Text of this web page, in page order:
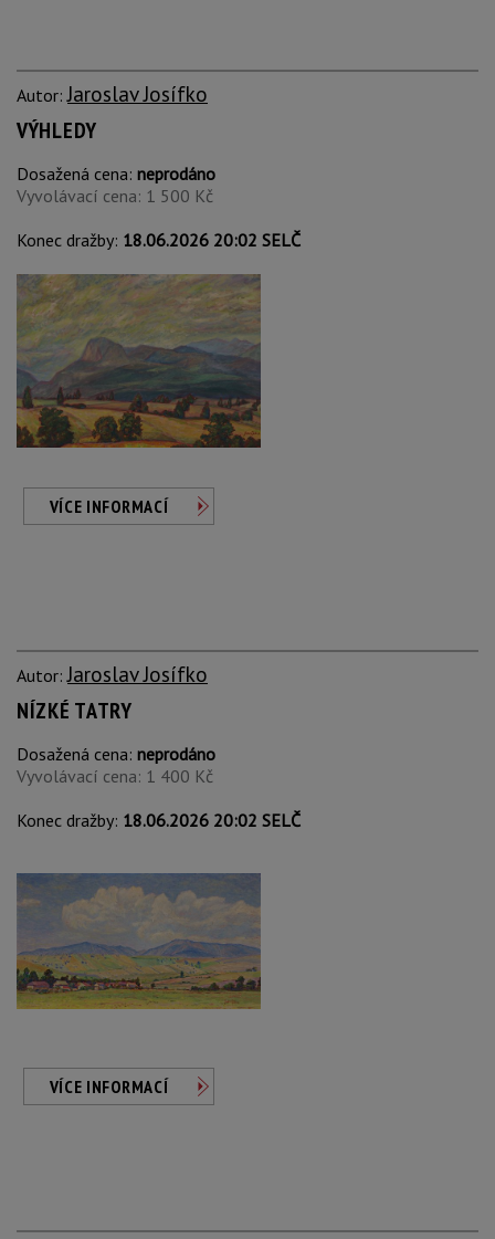
Autor:Jaroslav Josífko
VÝHLEDY
Dosažená cena: neprodáno
Vyvolávací cena: 1 500 Kč
Konec dražby: 18.06.2026 20:02 SELČ
VÍCE INFORMACÍ
Autor:Jaroslav Josífko
NÍZKÉ TATRY
Dosažená cena: neprodáno
Vyvolávací cena: 1 400 Kč
Konec dražby: 18.06.2026 20:02 SELČ
VÍCE INFORMACÍ